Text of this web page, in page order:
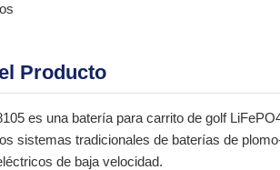
Producto
es una batería para carrito de golf
sistemas tradicionales de baterías de
de baja velocidad.